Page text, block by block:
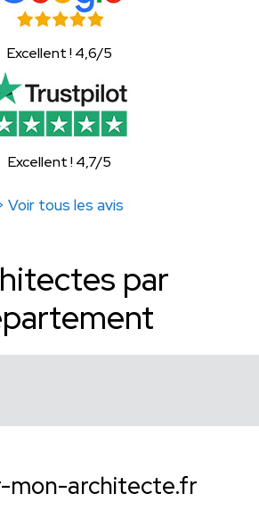
Excellent ! 4,6/5
Excellent ! 4,7/5
Voir tous les avis
par
mon-architecte.fr